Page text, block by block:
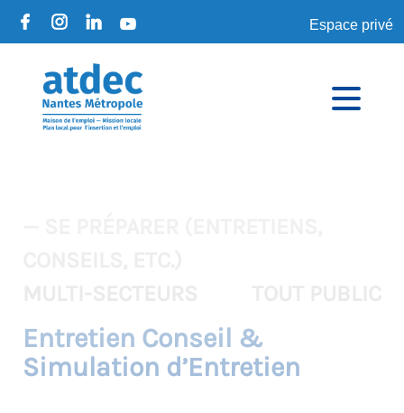
Espace privé
Entretien Conseil &
Simulation d’Entretien